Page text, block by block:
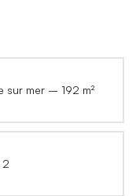
sur mer – 192 m²
2